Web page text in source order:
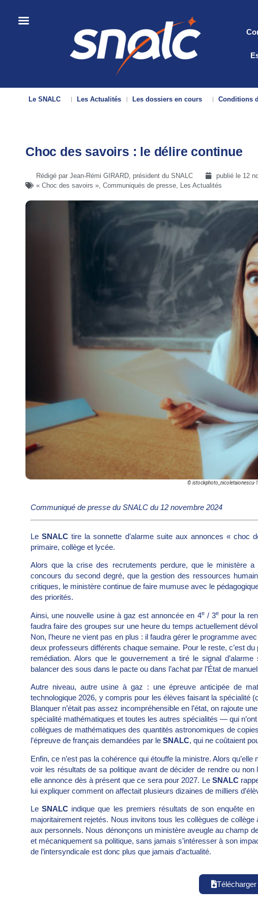
Le SNALC Les Actualités Les dossiers en cours Conditions
Choc des savoirs : le délire continue
Rédigé par Jean-Rémi GIRARD, président du SNALC publié le 12
« Choc des savoirs », Communiqués de presse, Les Actualités
© istockphoto_nicoletaionescu-
Communiqué de presse du SNALC du 12 novembre 2024
LeSNALC tire la sonnette d’alarme suite aux annonces « choc
primaire, collège et lycée.
Alors que la crise des recrutements perdure, que le ministère a
concours du second degré, que la gestion des ressources
critiques, le ministère continue de faire mumuse avec le
des priorités.
Ainsi, une nouvelle usine à gaz est annoncée en 4e/ 3epour la
faudra faire des groupes sur une heure du temps actuellement
Non, l’heure ne vient pas en plus : il faudra gérer le programme
deux professeurs différents chaque semaine. Pour le reste, c’est
remédiation. Alors que le gouvernement a tiré le signal
balancer des sous dans le pacte ou dans l’achat par l’État de
Autre niveau, autre usine à gaz : une épreuve anticipée de
technologique 2026, y compris pour les élèves faisant la spécialité
Blanquer n’était pas assez incompréhensible en l’état, on rajoute
spécialité mathématiques et toutes les autres spécialités — qui
collègues de mathématiques des quantités astronomiques de
l’épreuve de français demandées par le SNALC, qui ne coûtaient
Enfin, ce n’est pas la cohérence qui étouffe la ministre. Alors
voir les résultats de sa politique avant de décider de rendre ou
elle annonce dès à présent que ce sera pour 2027. Le SNALC
lui expliquer comment on affectait plusieurs dizaines de milliers
LeSNALC indique que les premiers résultats de son enquête
majoritairement rejetés. Nous invitons tous les collègues de
aux personnels. Nous dénonçons un ministère aveugle au champ
et mécaniquement sa politique, sans jamais s’intéresser à son
de l’intersyndicale est donc plus que jamais d’actualité.
Télécharger